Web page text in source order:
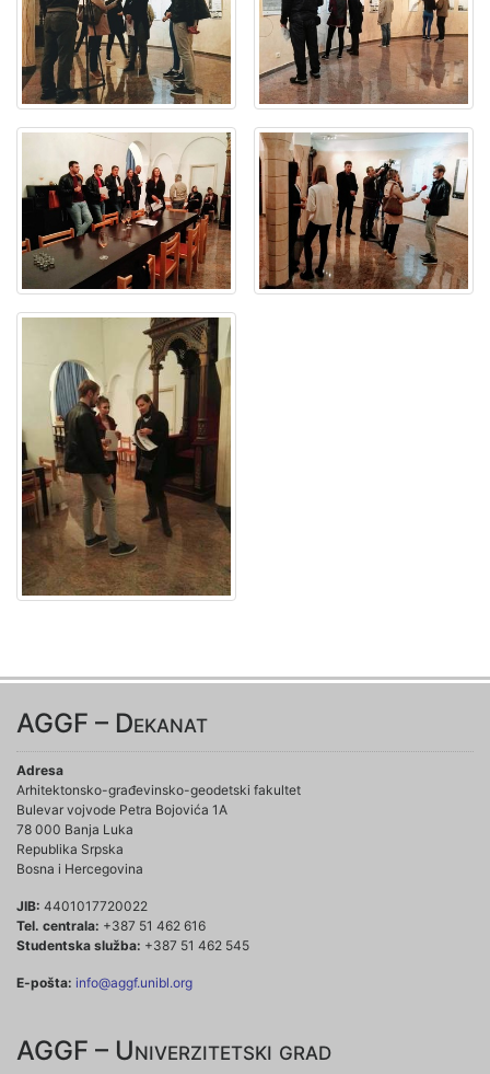
AGGF – Dekanat
Adresa
Arhitektonsko-građevinsko-geodetski fakultet
Bulevar vojvode Petra Bojovića 1A
78 000 Banja Luka
Republika Srpska
Bosna i Hercegovina
JIB: 4401017720022
Tel. centrala: +387 51 462 616
Studentska služba: +387 51 462 545
E-pošta: info@aggf.unibl.org
AGGF – Univerzitetski grad